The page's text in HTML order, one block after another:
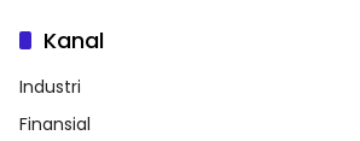
Kanal
Industri
Finansial